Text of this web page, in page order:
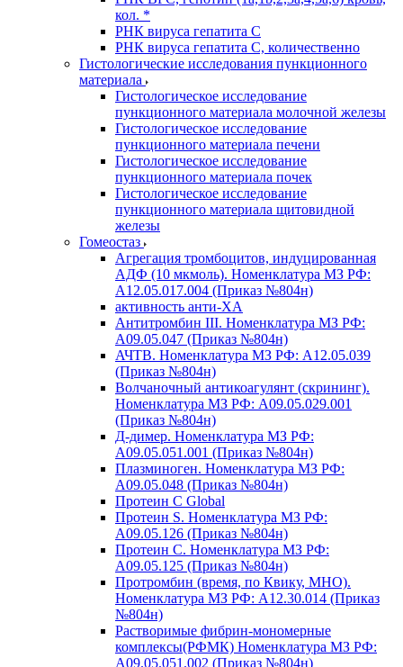
кол. *
РНК вируса гепатита C
РНК вируса гепатита C, количественно
Гистологические исследования пункционного
материала
Гистологическое исследование
пункционного материала молочной железы
Гистологическое исследование
пункционного материала печени
Гистологическое исследование
пункционного материала почек
Гистологическое исследование
пункционного материала щитовидной
железы
Гомеостаз
Агрегация тромбоцитов, индуцированная
АДФ (10 мкмоль). Номенклатура МЗ РФ:
A12.05.017.004 (Приказ №804н)
активность анти-ХА
Антитромбин III. Номенклатура МЗ РФ:
A09.05.047 (Приказ №804н)
АЧТВ. Номенклатура МЗ РФ: A12.05.039
(Приказ №804н)
Волчаночный антикоагулянт (скрининг).
Номенклатура МЗ РФ: A09.05.029.001
(Приказ №804н)
Д-димер. Номенклатура МЗ РФ:
A09.05.051.001 (Приказ №804н)
Плазминоген. Номенклатура МЗ РФ:
A09.05.048 (Приказ №804н)
Протеин C Global
Протеин S. Номенклатура МЗ РФ:
A09.05.126 (Приказ №804н)
Протеин С. Номенклатура МЗ РФ:
A09.05.125 (Приказ №804н)
Протромбин (время, по Квику, МНО).
Номенклатура МЗ РФ: A12.30.014 (Приказ
№804н)
Растворимые фибрин-мономерные
комплексы(РФМК) Номенклатура МЗ РФ:
A09.05.051.002 (Приказ №804н)